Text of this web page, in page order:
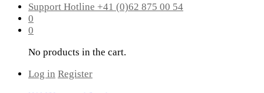
Support Hotline +41 (0)62 875 00 54
0
0
No products in the cart.
Log in Register